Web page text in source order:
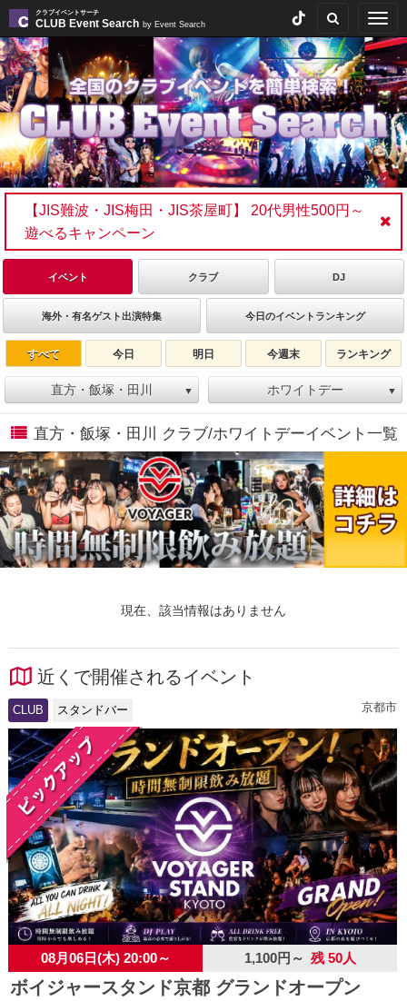
クラブイベントサーチ
CLUB Event Search by Event Search
【JIS難波・JIS梅田・JIS茶屋町】 20代男性500円～
遊べるキャンペーン
イベント クラブ DJ
海外・有名ゲスト出演特集 今日のイベントランキング
すべて 今日 明日 今週末 ランキング
直方・飯塚・田川 ▼ ホワイトデー ▼
直方・飯塚・田川 クラブ/ホワイトデーイベント一覧
現在、該当情報はありません
近くで開催されるイベント
CLUB スタンドバー 京都市
08月06日(木) 20:00～ 1,100円～ 残 50人
ボイジャースタンド京都 グランドオープン